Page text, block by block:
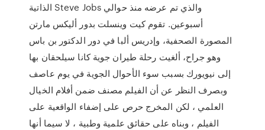
الذاتية Steve Jobs والذي تم عرضه منذ حوالي
أسبوعين. تقوم كيت وينسلت بدور أليكس مارتن
المصورة الصحفية، وإدريس ألبا في دور الدكتور بن باس
وهو جراح، ألغيت رحلة طيران جوية كانا سيلحقان بها
إلى نيويورك بسبب سوء الأحوال الجوية في يوم عاصف
وبصرف النظر عن أن الفيلم مصنف ضمن أفلام الخيال
العلمي ، لكن المخرج حرص على إضفاء الواقعية على
الفيلم ، وبناه على حقائق علمية وطبية ، لا سيما أنها